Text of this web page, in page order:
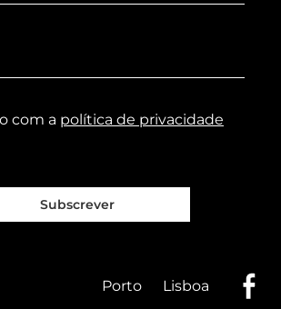
com a política de privacidade
Subscrever
Porto Lisboa